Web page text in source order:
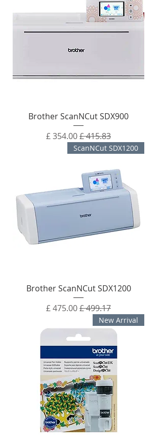
Brother ScanNCut SDX900
מחיר רגילמחיר מבצע
ScanNCut SDX1200
Brother ScanNCut SDX1200
מחיר רגילמחיר מבצע
New Arrival